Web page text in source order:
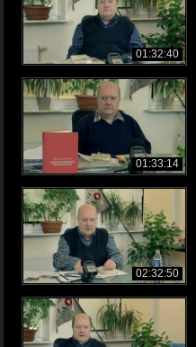
01:32:40
01:33:14
02:32:50